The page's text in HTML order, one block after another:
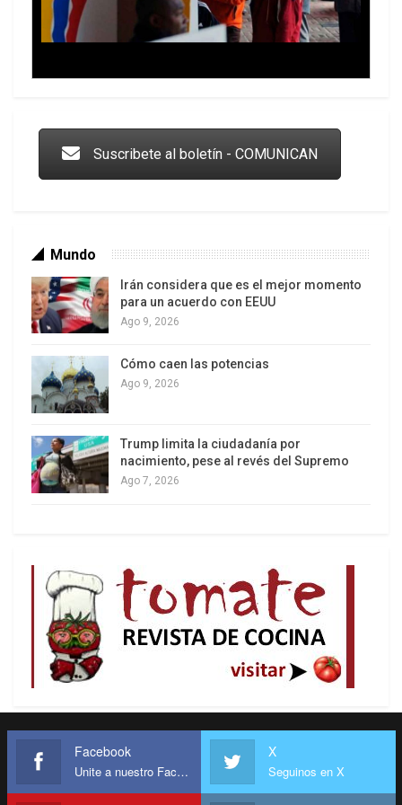
Los latinos le van dando la espalda a Trump
Suscribete al boletín - COMUNICAN
Mundo
Irán considera que es el mejor momento
para un acuerdo con EEUU
Ago 9, 2026
Cómo caen las potencias
Ago 9, 2026
Trump limita la ciudadanía por
nacimiento, pese al revés del Supremo
Ago 7, 2026
Facebook
Unite a nuestro Facebook
X
Seguinos en X